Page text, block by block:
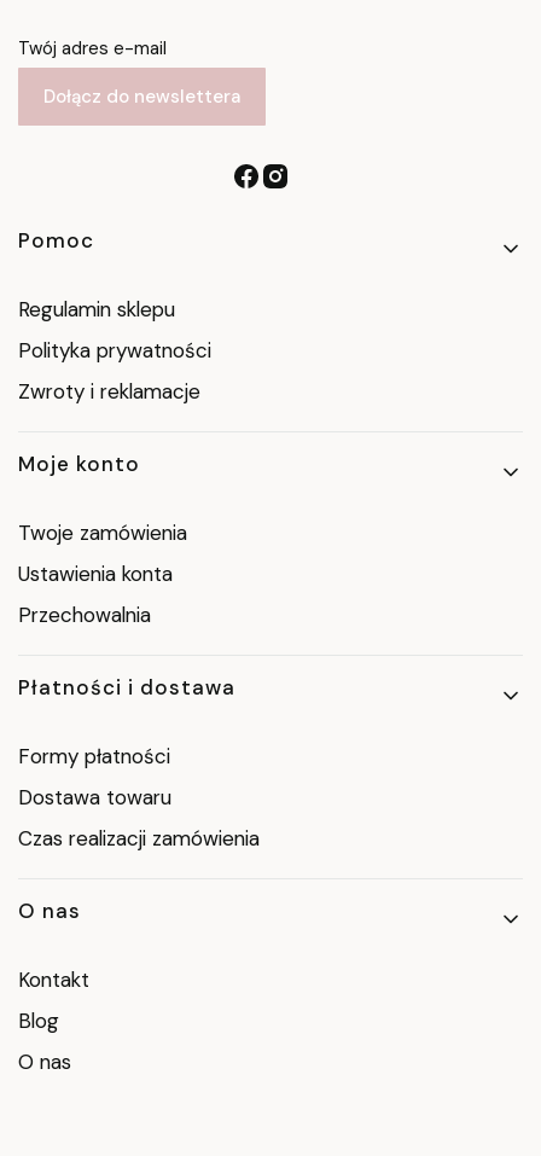
Twój adres e-mail
Dołącz do newslettera
Linki w stopce
Pomoc
Regulamin sklepu
Polityka prywatności
Zwroty i reklamacje
Moje konto
Twoje zamówienia
Ustawienia konta
Przechowalnia
Płatności i dostawa
Formy płatności
Dostawa towaru
Czas realizacji zamówienia
O nas
Kontakt
Blog
O nas